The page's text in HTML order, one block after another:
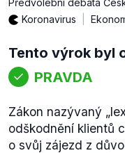
Předvolební debata
Koronavirus
Tento výrok byl
PRAVDA
Zákon nazývaný
odškodnění klientů
o svůj zájezd z